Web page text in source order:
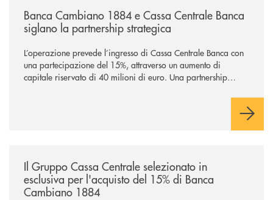
Banca Cambiano 1884 e Cassa Centrale Banca
siglano la partnership strategica
L’operazione prevede l’ingresso di Cassa Centrale Banca con
una partecipazione del 15%, attraverso un aumento di
capitale riservato di 40 milioni di euro. Una partnership
comuni e sulla prossimità ai territori, per ampliare l’offerta e
Il Gruppo Cassa Centrale selezionato in
esclusiva per l'acquisto del 15% di Banca
Cambiano 1884